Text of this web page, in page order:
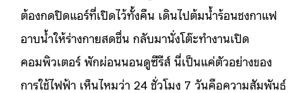
ต้องกดปิดแอร์ที่เปิดไว้ทั้งคืน เดินไปต้มน้ำร้อนชงกาแฟ
อาบน้ำให้ร่างกายสดชื่น กลับมานั่งโต๊ะทำงานเปิด
คอมพิวเตอร์ พักผ่อนนอนดูซีรีส์ นี่เป็นแค่ตัวอย่างของ
การใช้ไฟฟ้า เห็นไหมว่า 24 ชั่วโมง 7 วันคือความสัมพันธ์